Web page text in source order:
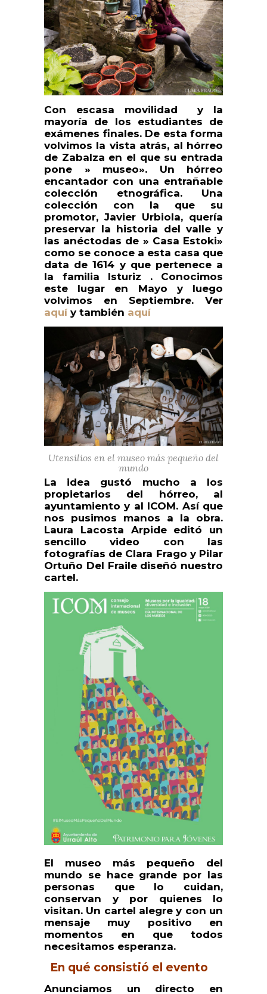
Con escasa movilidad y la
mayoría de los estudiantes de
exámenes finales. De esta forma
volvimos la vista atrás, al hórreo
de Zabalza en el que su entrada
pone » museo». Un hórreo
encantador con una entrañable
colección etnográfica. Una
colección con la que su
promotor, Javier Urbiola, quería
preservar la historia del valle y
las anéctodas de » Casa Estoki»
como se conoce a esta casa que
data de 1614 y que pertenece a
la familia Isturiz . Conocimos
este lugar en Mayo y luego
volvimos en Septiembre. Ver
aquíy también aquí
Utensilios en el museo más pequeño del
mundo
La idea gustó mucho a los
propietarios del hórreo, al
ayuntamiento y al ICOM. Así que
nos pusimos manos a la obra.
Laura Lacosta Arpide editó un
sencillo video con las
fotografías de Clara Frago y Pilar
Ortuño Del Fraile diseñó nuestro
cartel.
El museo más pequeño del
mundo se hace grande por las
personas que lo cuidan,
conservan y por quienes lo
visitan. Un cartel alegre y con un
mensaje muy positivo en
momentos en que todos
necesitamos esperanza.
En qué consistió el evento
Anunciamos un directo en